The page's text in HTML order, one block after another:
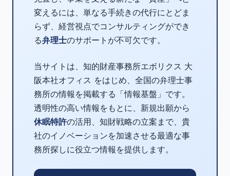
変えるには、単なる手続きの代行にとどま
らず、経営視点でコンサルティングができ
る弁理士のサポートが不可欠です。
当サイトは、知的財産事務所エボリクス 大
阪本社オフィス をはじめ、全国の弁理士事
務所の情報を掲載する「情報基盤」です。
透明性の高い情報をもとに、新規出願から
休眠特許の活用、知財戦略の立案まで、貴
社のイノベーションを加速させる最適な事
務所探しに役立つ情報を提供します。